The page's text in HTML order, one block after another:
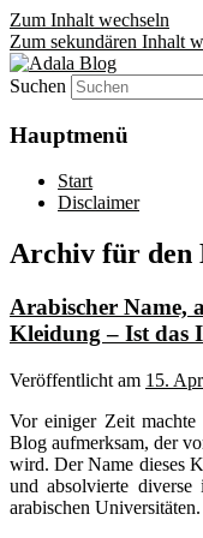
Zum Inhalt wechseln
Zum sekundären Inhalt
Adala Blog
Denn die
von allem!
Suchen
Hauptmenü
Start
Disclaimer
Archiv für den
Arabischer Name,
Kleidung – Ist das
Veröffentlicht am 15.
Vor einiger Zeit
Blog aufmerksam, der
wird. Der Name dieses
und absolvierte diverse
arabischen Universitäten.